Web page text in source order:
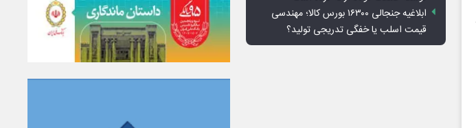
ابلاغیه جنجالی ۱۶۳۰۰ بورس کالا؛ مهندسی
قیمت اسلب یا خفگی تدریجی تولید؟